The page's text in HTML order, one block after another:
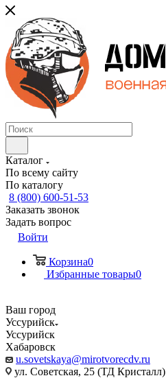
Каталог
По всему сайту
По каталогу
8 (800) 600-51-53
Заказать звонок
Задать вопрос
Войти
Корзина0
Избранные товары0
Ваш город
Уссурийск
Уссурийск
Хабаровск
u.sovetskaya@mirotvorecdv.ru
ул. Советская, 25 (ТД Кристалл)